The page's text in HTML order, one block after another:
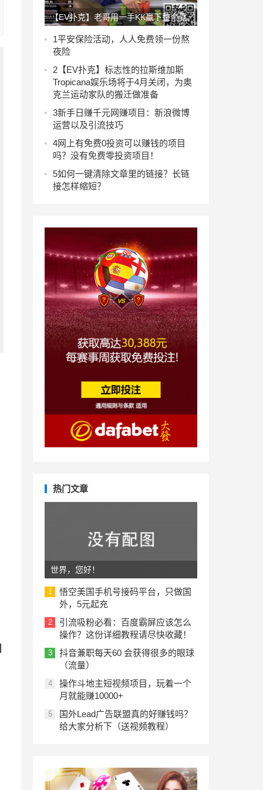
【EV扑克】老哥用一手KK赢下整个夏
天开空调的电费！
1平安保险活动，人人免费领一份熬
夜险
2 【EV扑克】标志性的拉斯维加斯
Tropicana娱乐场将于4月关闭，为奥
克兰运动家队的搬迁做准备
3新手日赚千元网赚项目：新浪微博
运营以及引流技巧
4网上有免费0投资可以赚钱的项目
吗？没有免费零投资项目！
5如何一键清除文章里的链接？长链
接怎样缩短？
热门文章
世界，您好！
1
悟空美国手机号接码平台，只做国
外，5元起充
2
引流吸粉必看：百度霸屏应该怎么
操作？这份详细教程请尽快收藏！
3
抖音兼职每天60 会获得很多的眼球
（流量）
4
操作斗地主短视频项目，玩着一个
月就能赚10000+
5
国外Lead广告联盟真的好赚钱吗？
给大家分析下（送视频教程）